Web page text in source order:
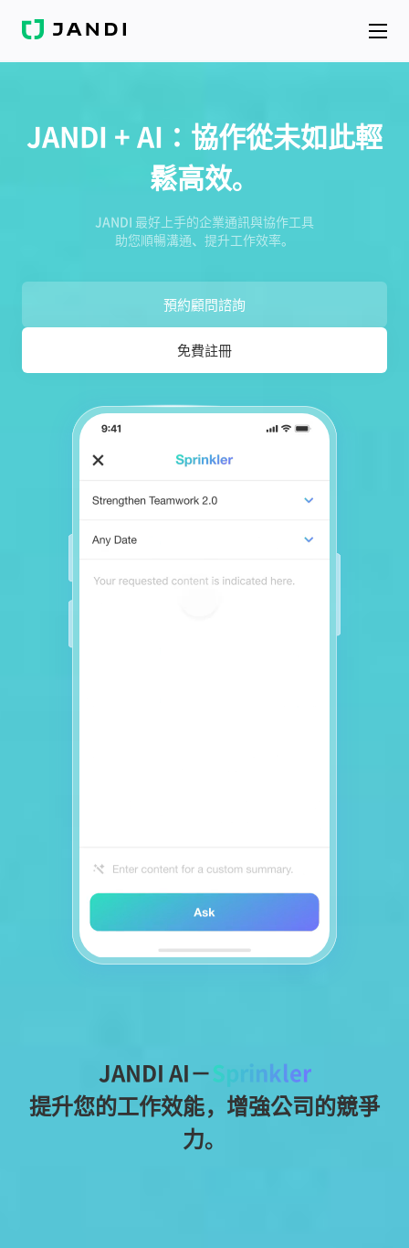
J
N
JANDI + AI：協作從未如此輕
鬆高效。
JANDI 最好上手的企業通訊與協作工具
助您順暢溝通、提升工作效率。
預約顧問諮詢
免費註冊
JANDI AI－Sprinkler
提升您的工作效能，增強公司的競爭
力。